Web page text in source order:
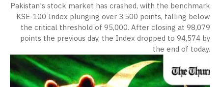
Pakistan's stock market has crashed, with the benchmark
KSE-100 Index plunging over 3,500 points, falling below
the critical threshold of 95,000. After closing at 98,079
points the previous day, the Index dropped to 94,574 by
the end of today.